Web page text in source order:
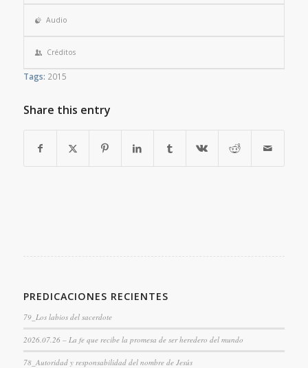
Audio
Créditos
Tags: 2015
Share this entry
PREDICACIONES RECIENTES
79_Los labios del sacerdote
2026.07.26 – La fe que recibe la promesa de ser heredero del mundo
78_Autoridad y responsabilidad del nombre de Jesús